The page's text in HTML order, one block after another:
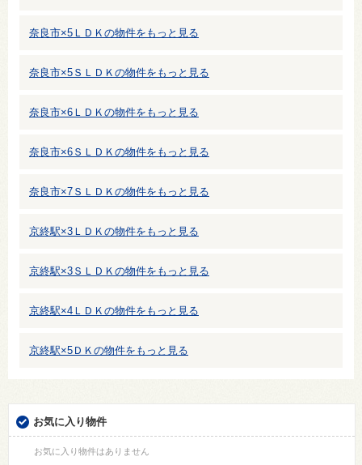
奈良市×5ＬＤＫの物件をもっと見る
奈良市×5ＳＬＤＫの物件をもっと見る
奈良市×6ＬＤＫの物件をもっと見る
奈良市×6ＳＬＤＫの物件をもっと見る
奈良市×7ＳＬＤＫの物件をもっと見る
京終駅×3ＬＤＫの物件をもっと見る
京終駅×3ＳＬＤＫの物件をもっと見る
京終駅×4ＬＤＫの物件をもっと見る
京終駅×5ＤＫの物件をもっと見る
お気に入り物件
お気に入り物件はありません